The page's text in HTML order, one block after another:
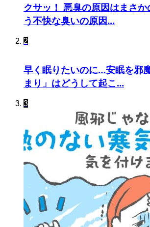
クサッ！ 悪臭の原因はまさ
う不快な臭いの原因...
2
早く眠りたいのに…安眠を邪
まり」はどうして起こ...
3